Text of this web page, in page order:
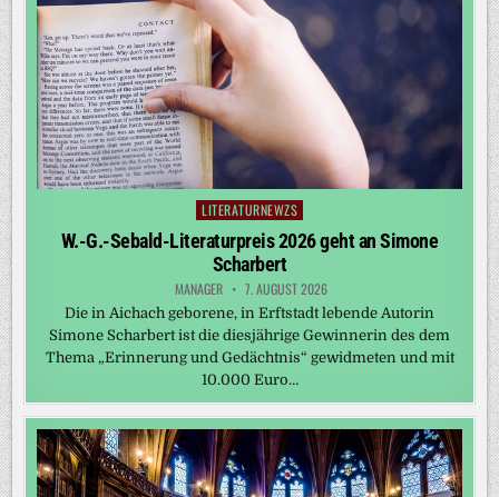
Posted
LITERATURNEWZS
W.-G.-Sebald-Literaturpreis 2026 geht an Simone
Scharbert
MANAGER 7. AUGUST 2026
Die in Aichach geborene, in Erftstadt lebende Autorin
Simone Scharbert ist die diesjährige Gewinnerin des dem
Thema „Erinnerung und Gedächtnis“ gewidmeten und mit
10.000 Euro…